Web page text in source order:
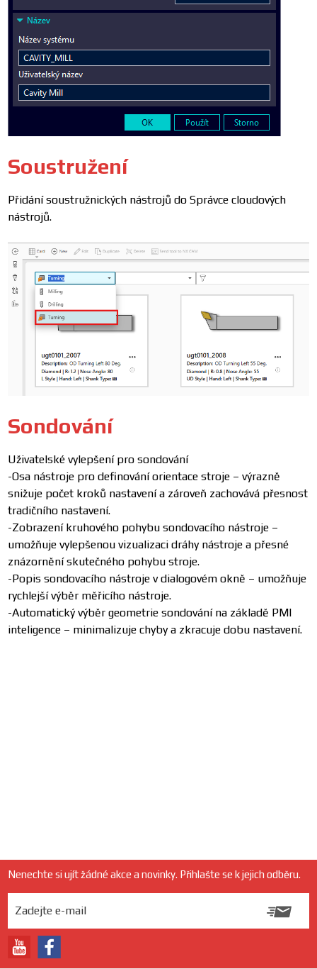
Soustružení
Přidání soustružnických nástrojů do Správce cloudových
nástrojů.
Sondování
Uživatelské vylepšení pro sondování
-Osa nástroje pro definování orientace stroje – výrazně
snižuje počet kroků nastavení a zároveň zachovává přesnost
tradičního nastavení.
-Zobrazení kruhového pohybu sondovacího nástroje –
umožňuje vylepšenou vizualizaci dráhy nástroje a přesné
znázornění skutečného pohybu stroje.
-Popis sondovacího nástroje v dialogovém okně – umožňuje
rychlejší výběr měřicího nástroje.
-Automatický výběr geometrie sondování na základě PMI
inteligence – minimalizuje chyby a zkracuje dobu nastavení.
Nenechte si ujít žádné akce a novinky. Přihlašte se k jejich odběru.